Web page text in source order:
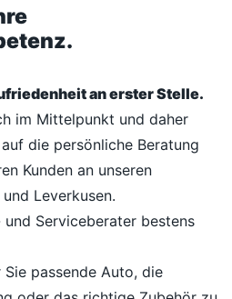
an erster Stelle.
im Mittelpunkt und daher
die persönliche Beratung
Kunden an unseren
Leverkusen.
Serviceberater bestens
passende Auto, die